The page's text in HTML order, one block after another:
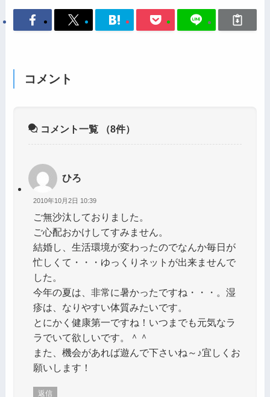
コメント
コメント一覧 （8件）
ひろ
2010年10月2日 10:39
ご無沙汰しておりました。
ご心配おかけしてすみません。
結婚し、生活環境が変わったのでなんか毎日が
忙しくて・・・ゆっくりネットが出来ませんで
した。
今年の夏は、非常に暑かったですね・・・。湿
疹は、なりやすい体質みたいです。
とにかく健康第一ですね！いつまでも元気なラ
ラでいて欲しいです。＾＾
また、機会があれば遊んで下さいね～♪宜しくお
願いします！
返信